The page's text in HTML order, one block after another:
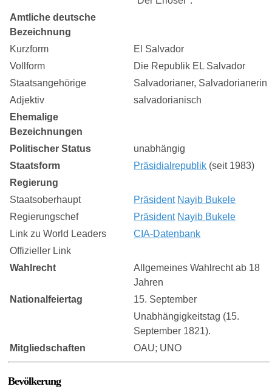
Amtliche deutsche
Bezeichnung
Kurzform
El Salvador
Vollform
Die Republik EL Salvador
Staatsangehörige
Salvadorianer, Salvadorianerin
Adjektiv
salvadorianisch
Ehemalige
Bezeichnungen
Politischer Status
unabhängig
Staatsform
Präsidialrepublik (seit 1983)
Regierung
Staatsoberhaupt
Präsident Nayib Bukele
Regierungschef
Präsident Nayib Bukele
Link zu World Leaders
CIA-Datenbank
Offizieller Link
Wahlrecht
Allgemeines Wahlrecht ab 18
Jahren
Nationalfeiertag
15. September
Unabhängigkeitstag (15.
September 1821).
Mitgliedschaften
OAU; UNO
Bevölkerung